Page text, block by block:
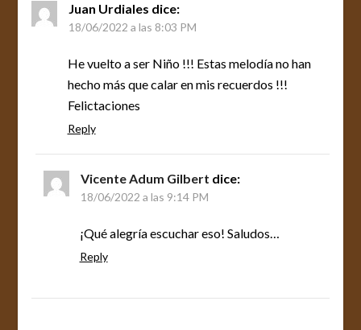
Juan Urdiales dice:
18/06/2022 a las 8:03 PM
He vuelto a ser Niño !!! Estas melodía no han
hecho más que calar en mis recuerdos !!!
Felictaciones
Reply
Vicente Adum Gilbert dice:
18/06/2022 a las 9:14 PM
¡Qué alegría escuchar eso! Saludos…
Reply